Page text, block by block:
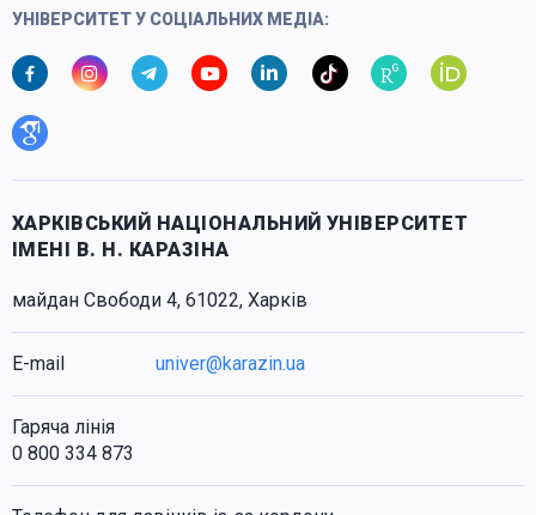
УНІВЕРСИТЕТ У СОЦІАЛЬНИХ МЕДІА:
ХАРКІВСЬКИЙ НАЦІОНАЛЬНИЙ УНІВЕРСИТЕТ
ІМЕНІ В. Н. КАРАЗІНА
майдан Свободи 4, 61022, Харків
E-mail univer@karazin.ua
Гаряча лінія
0 800 334 873